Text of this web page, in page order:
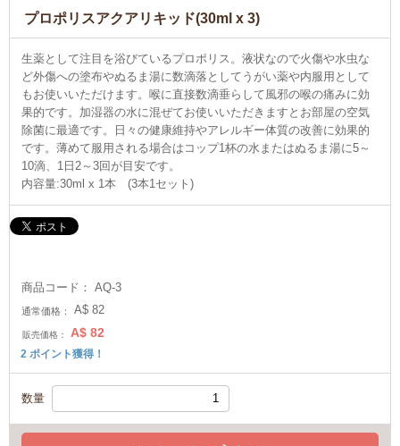
プロポリスアクアリキッド(30ml x 3)
生薬として注目を浴びているプロポリス。液状なので火傷や水虫な
ど外傷への塗布やぬるま湯に数滴落としてうがい薬や内服用として
もお使いいただけます。喉に直接数滴垂らして風邪の喉の痛みに効
果的です。加湿器の水に混ぜてお使いいただきますとお部屋の空気
除菌に最適です。日々の健康維持やアレルギー体質の改善に効果的
です。薄めて服用される場合はコップ1杯の水またはぬるま湯に5～
10滴、1日2～3回が目安です。
内容量:30ml x 1本 (3本1セット)
商品コード：AQ-3
通常価格： A$ 82
販売価格： A$ 82
2 ポイント獲得！
数量